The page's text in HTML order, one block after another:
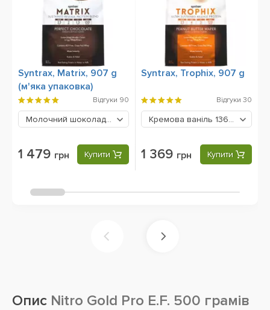
Syntrax, Matrix, 907 g
(м'яка упаковка)
Відгуки 90
Молочний шоколад1479 грн
1 479 грн Купити
Syntrax, Trophix, 907 g
Відгуки 30
Кремова ваніль 1369 грн
1 369 грн Купити
Опис Nitro Gold Pro E.F. 500 грамів